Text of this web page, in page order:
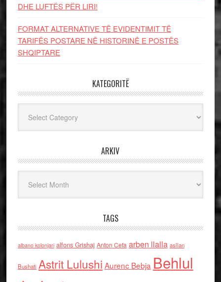
DHE LUFTЁS PЁR LIRI!
FORMAT ALTERNATIVE TË EVIDENTIMIT TË
TARIFËS POSTARE NË HISTORINË E POSTËS
SHQIPTARE
KATEGORITË
ARKIV
TAGS
albano kolonjari alfons Grishaj Anton Cefa arben llalla asllan
Bushati Astrit Lulushi Aurenc Bebja Behlul